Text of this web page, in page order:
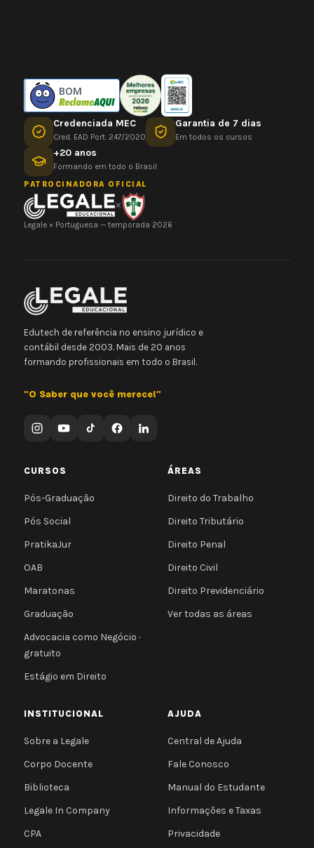
BOM
Credenciada MEC
Cred. EAD Port. 247/2020
Garantia de 7 dias
Em todos os cursos
+20 anos
Formando em todo o Brasil
PATROCINADORA OFICIAL
×
Legale × Portuguesa — temporada 2026
Edutech de referência no ensino jurídico e
contábil desde 2003. Mais de 20 anos
formando profissionais em todo o Brasil.
"O Saber que você merece!"
CURSOS
Pós-Graduação
Pós Social
PratikaJur
OAB
Maratonas
Graduação
Advocacia como Negócio ·
gratuito
Estágio em Direito
ÁREAS
Direito do Trabalho
Direito Tributário
Direito Penal
Direito Civil
Direito Previdenciário
Ver todas as áreas
INSTITUCIONAL
Sobre a Legale
Corpo Docente
Biblioteca
Legale In Company
CPA
AJUDA
Central de Ajuda
Fale Conosco
Manual do Estudante
Informações e Taxas
Privacidade